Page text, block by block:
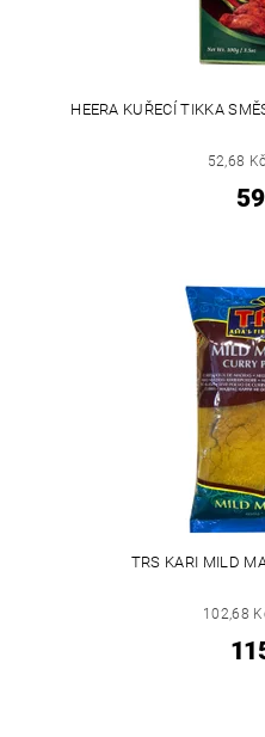
HEERA KUŘECÍ TIKKA
52,68
TRS KARI MILD
102,68